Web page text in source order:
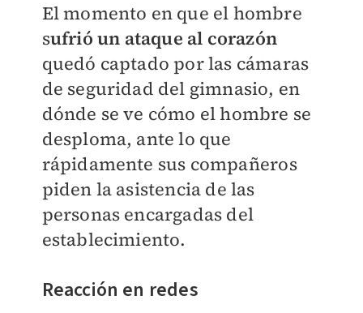
El momento en que el hombre
sufrió un ataque al corazón
quedó captado por las cámaras
de seguridad del gimnasio, en
dónde se ve cómo el hombre se
desploma, ante lo que
rápidamente sus compañeros
piden la asistencia de las
personas encargadas del
establecimiento.
Reacción en redes